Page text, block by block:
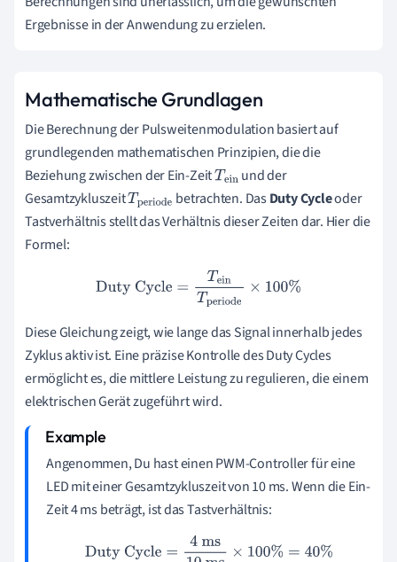
Ergebnisse in der Anwendung zu erzielen.
Mathematische Grundlagen
Die Berechnung der Pulsweitenmodulation basiert auf
grundlegenden mathematischen Prinzipien, die die
Beziehung zwischen der Ein-ZeitTei
n
und der
GesamtzykluszeitTperio
de
betrachten. DasDuty Cycleoder
Tastverhältnis stellt das Verhältnis dieser Zeiten dar. Hier die
Formel:
Duty Cycle= TeinTperiode×100%
Diese Gleichung zeigt, wie lange das Signal innerhalb jedes
Zyklus aktiv ist. Eine präzise Kontrolle des Duty Cycles
ermöglicht es, die mittlere Leistung zu regulieren, die einem
elektrischen Gerät zugeführt wird.
Angenommen, Du hast einen PWM-Controller für eine
LED mit einer Gesamtzykluszeit von 10 ms. Wenn die Ein-
Zeit 4 ms beträgt, ist das Tastverhältnis:
Duty Cycle=4 ms10ms× 100%=40%